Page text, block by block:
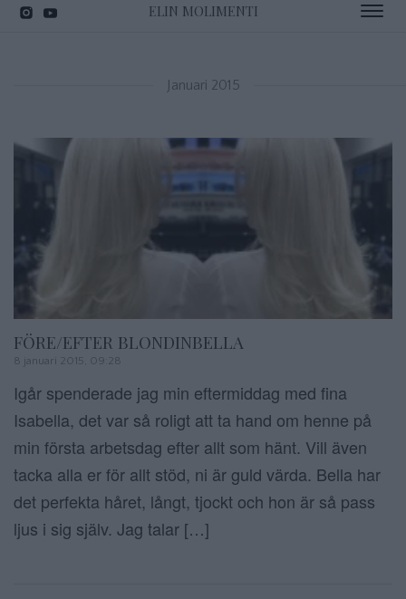
ELIN MOLIMENTI Toggle
Januari 2015
FÖRE/EFTER BLONDINBELLA
8 januari 2015, 09:28
Igår spenderade jag min eftermiddag med fina
Isabella, det var så roligt att ta hand om henne på
min första arbetsdag efter allt som hänt. Vill även
tacka alla er för allt stöd, ni är guld värda. Bella har
det perfekta håret, långt, tjockt och hon är så pass
ljus i sig själv. Jag talar […]